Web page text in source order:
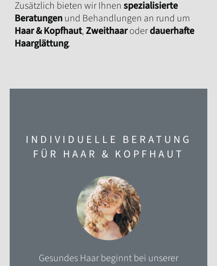
Zusätzlich bieten wir Ihnen spezialisierte
Beratungenund Behandlungen an rund um
Haar & Kopfhaut,Zweithaaroderdauerhafte
Haarglättung.
INDIVIDUELLE BERATUNG
FÜR HAAR & KOPFHAUT
Gesundes Haar beginnt bei unserer